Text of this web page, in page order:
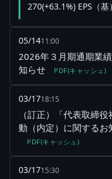
270(+63.1%) EPS（
05/1411:00
2026年３月期通期業
知らせ
PDF(キャッシュ)
03/1718:15
（訂正）「代表取締
動（内定）に関するお
PDF(キャッシュ)
03/1715:30